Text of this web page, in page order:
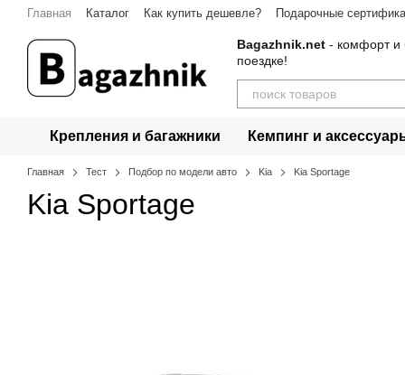
Перейти к основному контенту
Главная Каталог Как купить дешевле? Подарочные
Bagazhnik.net - комфорт и
поездке!
Крепления и багажники Кемпинг и
Главная Тест Подбор по модели авто Kia Kia Sportage
Kia Sportage